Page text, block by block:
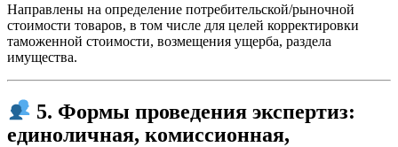
Направлены на определение потребительской/рыночной
стоимости товаров, в том числе для целей корректировки
таможенной стоимости, возмещения ущерба, раздела
имущества.
5. Формы проведения экспертиз:
единоличная, комиссионная,